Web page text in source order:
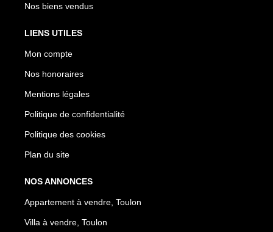
Nos biens vendus
LIENS UTILES
Mon compte
Nos honoraires
Mentions légales
Politique de confidentialité
Politique des cookies
Plan du site
NOS ANNONCES
Appartement à vendre, Toulon
Villa à vendre, Toulon